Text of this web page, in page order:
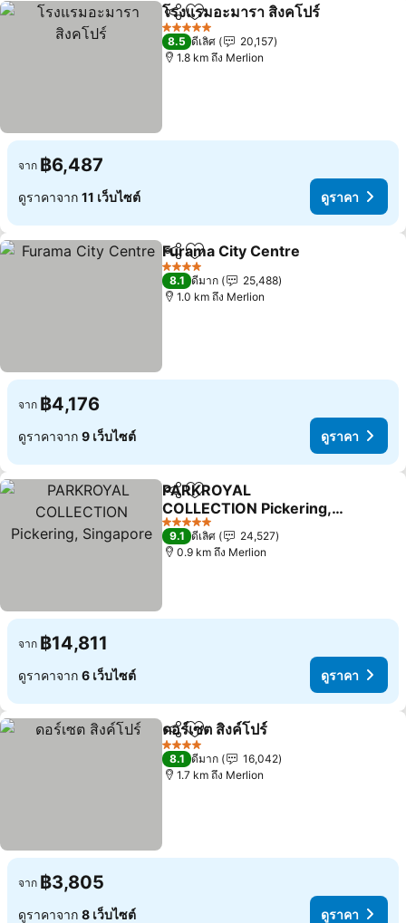
แชร์ เพิ่มในรายการโปรด
โรงแรมอะมารา สิงคโปร์
5 ดาว
8.5 ดีเลิศ
20,157
1.8 km ถึง Merlion
จาก ฿6,487
ดูราคาจาก 11 เว็บไซต์ ดูราคา
แชร์ เพิ่มในรายการโปรด
Furama City Centre
4 ดาว
8.1 ดีมาก
25,488
1.0 km ถึง Merlion
จาก ฿4,176
ดูราคาจาก 9 เว็บไซต์ ดูราคา
แชร์ เพิ่มในรายการโปรด
PARKROYAL
COLLECTION Pickering,
Singapore
5 ดาว
9.1 ดีเลิศ
24,527
0.9 km ถึง Merlion
จาก ฿14,811
ดูราคาจาก 6 เว็บไซต์ ดูราคา
แชร์ เพิ่มในรายการโปรด
ดอร์เซต สิงค์โปร์
4 ดาว
8.1 ดีมาก
16,042
1.7 km ถึง Merlion
จาก ฿3,805
ดูราคาจาก 8 เว็บไซต์ ดูราคา